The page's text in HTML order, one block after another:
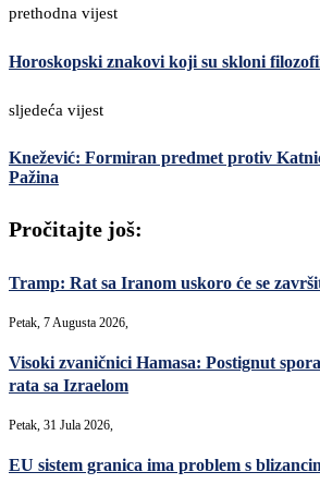
prethodna vijest
Horoskopski znakovi koji su skloni
sljedeća vijest
Knežević: Formiran predmet protiv
Pažina
Pročitajte još:
Tramp: Rat sa Iranom uskoro će se
Petak, 7 Augusta 2026,
Visoki zvaničnici Hamasa: Postignut
rata sa Izraelom
Petak, 31 Jula 2026,
EU sistem granica ima problem s